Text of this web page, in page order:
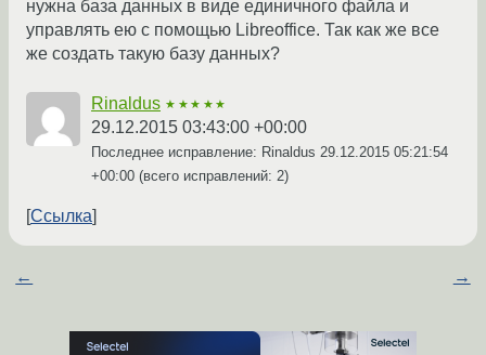
нужна база данных в виде единичного файла и
управлять ею с помощью Libreoffice. Так как же все
же создать такую базу данных?
Rinaldus ★★★★★
29.12.2015 03:43:00 +00:00
Последнее исправление: Rinaldus 29.12.2015 05:21:54
+00:00 (всего исправлений: 2)
Ссылка
← →